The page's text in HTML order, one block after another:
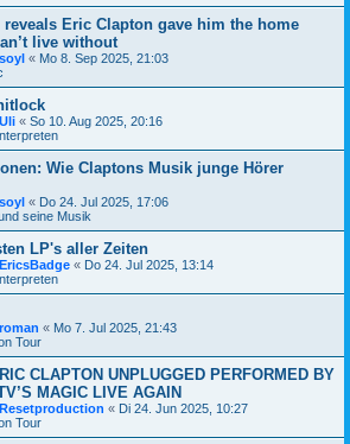
Eric Clapton gave him the home
live without
soyl « Mo 8. Sep 2025, 21:03
Uli « So 10. Aug 2025, 20:16
Wie Claptons Musik junge Hörer
soyl « Do 24. Jul 2025, 17:06
seine Musik
LP's aller Zeiten
EricsBadge « Do 24. Jul 2025, 13:14
roman « Mo 7. Jul 2025, 21:43
Tour
CLAPTON UNPLUGGED PERFORMED BY
MAGIC LIVE AGAIN
Resetproduction « Di 24. Jun 2025, 10:27
Tour